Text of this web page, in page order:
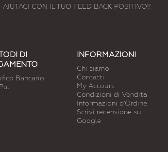
AIUTACI CON IL TUO FEED BACK POSITIVO!!
DI
Bancario
INFORMAZIONI
Chi siamo
Contatti
My Account
Condizioni di Vendita
Informazioni d'Ordine
Scrivi recensione su
Google